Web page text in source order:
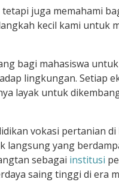
juga memahami
kecil kami untuk
bagi mahasiswa
lingkungan. Setiap
layak untuk
vokasi pertanian
yang
sebagai institusi
saing tinggi di era